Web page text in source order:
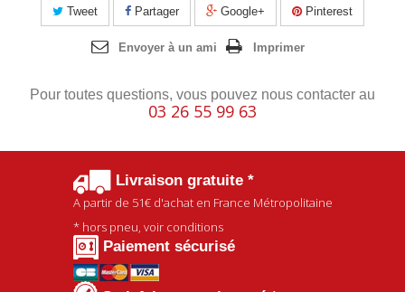
Tweet Partager Google+ Pinterest
Envoyer à un ami Imprimer
Pour toutes questions, vous pouvez nous contacter au
03 26 55 99 63
Livraison gratuite *
A partir de 51€d'achat en France Métropolitaine
* hors pneu, voir conditions
Paiement sécurisé